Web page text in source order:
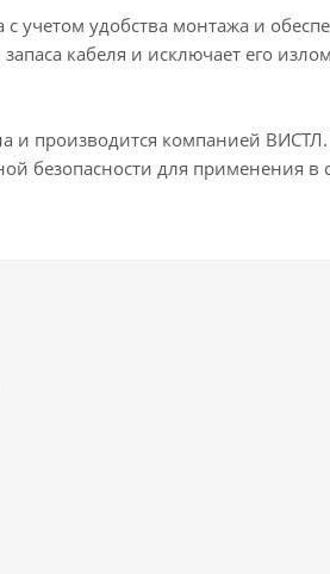
учетом удобства монтажа и
кабеля и исключает его
и производится компанией
безопасности для применения